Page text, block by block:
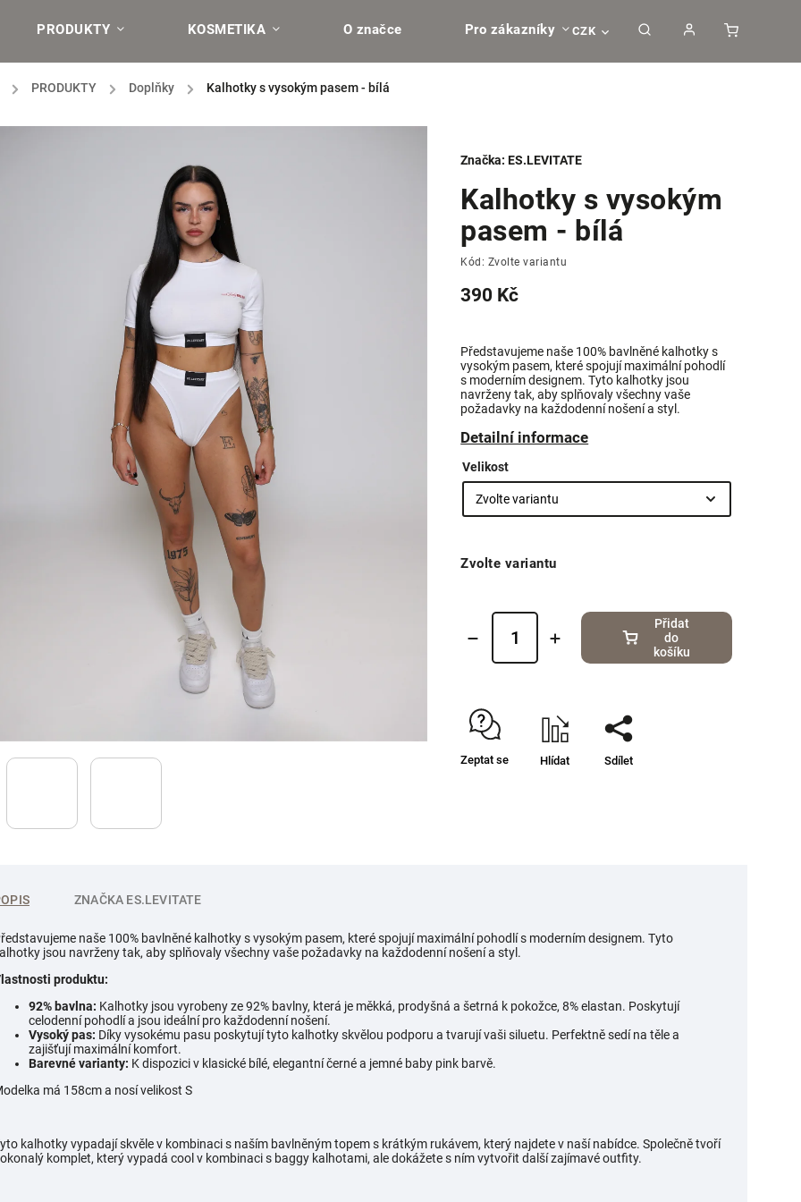
CZK
PRODUKTY KOSMETIKA O značce Pro zákazníky
/ PRODUKTY / Doplňky / Kalhotky s vysokým pasem - bílá
Kalhotky s vysokým
pasem - bílá
Kód: Zvolte variantu
390 Kč
Představujeme naše 100% bavlněné kalhotky s
vysokým pasem, které spojují maximální pohodlí
s moderním designem. Tyto kalhotky jsou
navrženy tak, aby splňovaly všechny vaše
požadavky na každodenní nošení a styl.
Detailní informace
Značka:ES.LEVITATE
Velikost
Zvolte variantu
Přidat
do
košíku
Zeptat se Hlídat Sdílet
ZNAČKA ES.LEVITATE
naše 100% bavlněné kalhotky s vysokým pasem, které spojují maximální pohodlí s moderním designem. Tyto
jsou navrženy tak, aby splňovaly všechny vaše požadavky na každodenní nošení a styl.
produktu:
92% bavlna: Kalhotky jsou vyrobeny ze 92% bavlny, která je měkká, prodyšná a šetrná k pokožce, 8% elastan. Poskytují
celodenní pohodlí a jsou ideální pro každodenní nošení.
Vysoký pas: Díky vysokému pasu poskytují tyto kalhotky skvělou podporu a tvarují vaši siluetu. Perfektně sedí na těle a
zajišťují maximální komfort.
Barevné varianty: K dispozici v klasické bílé, elegantní černé a jemné baby pink barvě.
má 158cm a nosí velikost S
kalhotky vypadají skvěle v kombinaci s naším bavlněným topem s krátkým rukávem, který najdete v naší nabídce. Společně tvoří
komplet, který vypadá cool v kombinaci s baggy kalhotami, ale dokážete s ním vytvořit další zajímavé outfity.